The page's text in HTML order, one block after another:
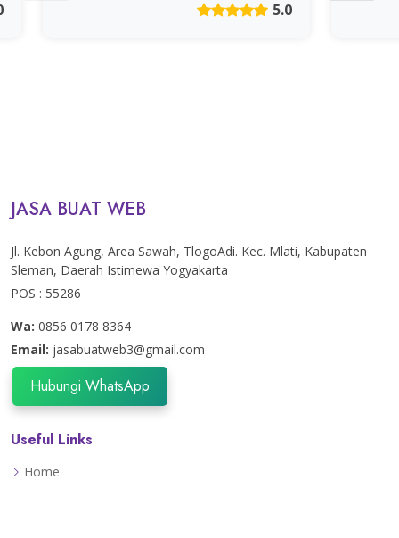
JASA BUAT WEB
Jl. Kebon Agung, Area Sawah, TlogoAdi. Kec. Mlati, Kabupaten
Sleman, Daerah Istimewa Yogyakarta
POS : 55286
Wa: 0856 0178 8364
Email: jasabuatweb3@gmail.com
Hubungi WhatsApp
Useful Links
Home